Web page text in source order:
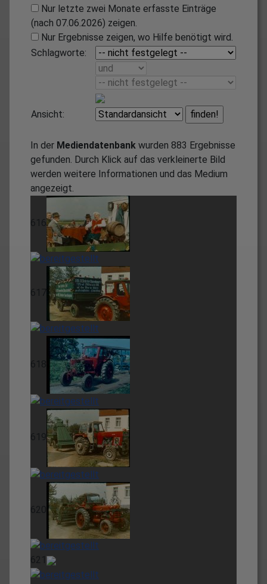
Nur letzte zwei Monate erfasste Einträge
(nach 07.06.2026) zeigen.
Nur Ergebnisse zeigen, wo Hilfe benötigt wird.
Schlagworte:
Ansicht:
In der Mediendatenbank wurden 883 Ergebnisse
gefunden. Durch Klick auf das verkleinerte Bild
werden weitere Informationen und das Medium
angezeigt.